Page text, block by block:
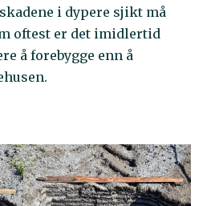
i dypere sjikt må
oftest er det imidlertid
å forebygge enn å